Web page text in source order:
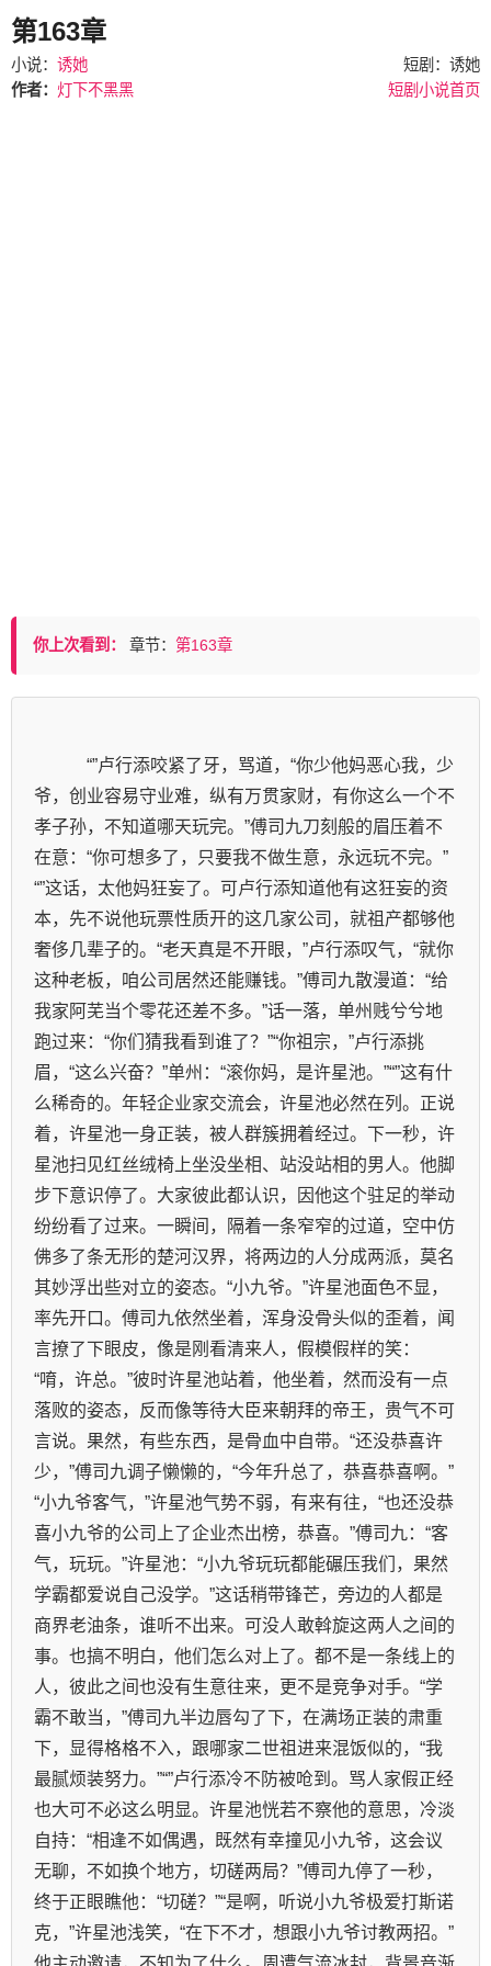
第163章
小说： 诱她
短剧：诱她
作者： 灯下不黑黑 短剧小说首页
你上次看到： 章节： 第163章
爷，创业容易守业难，纵有万贯家财，有你这么一个不
孝子孙，不知道哪天玩完。”傅司九刀刻般的眉压着不
在意：“你可想多了，只要我不做生意，永远玩不完。”
“”这话，太他妈狂妄了。可卢行添知道他有这狂妄的资
本，先不说他玩票性质开的这几家公司，就祖产都够他
奢侈几辈子的。“老天真是不开眼，”卢行添叹气，“就你
这种老板，咱公司居然还能赚钱。”傅司九散漫道：“给
我家阿芜当个零花还差不多。”话一落，单州贱兮兮地
跑过来：“你们猜我看到谁了？”“你祖宗，”卢行添挑
眉，“这么兴奋？”单州：“滚你妈，是许星池。”“”这有什
么稀奇的。年轻企业家交流会，许星池必然在列。正说
着，许星池一身正装，被人群簇拥着经过。下一秒，许
星池扫见红丝绒椅上坐没坐相、站没站相的男人。他脚
步下意识停了。大家彼此都认识，因他这个驻足的举动
纷纷看了过来。一瞬间，隔着一条窄窄的过道，空中仿
佛多了条无形的楚河汉界，将两边的人分成两派，莫名
其妙浮出些对立的姿态。“小九爷。”许星池面色不显，
率先开口。傅司九依然坐着，浑身没骨头似的歪着，闻
言撩了下眼皮，像是刚看清来人，假模假样的笑：
“唷，许总。”彼时许星池站着，他坐着，然而没有一点
落败的姿态，反而像等待大臣来朝拜的帝王，贵气不可
言说。果然，有些东西，是骨血中自带。“还没恭喜许
少，”傅司九调子懒懒的，“今年升总了，恭喜恭喜啊。”
“小九爷客气，”许星池气势不弱，有来有往，“也还没恭
喜小九爷的公司上了企业杰出榜，恭喜。”傅司九：“客
气，玩玩。”许星池：“小九爷玩玩都能碾压我们，果然
学霸都爱说自己没学。”这话稍带锋芒，旁边的人都是
商界老油条，谁听不出来。可没人敢斡旋这两人之间的
事。也搞不明白，他们怎么对上了。都不是一条线上的
人，彼此之间也没有生意往来，更不是竞争对手。“学
霸不敢当，”傅司九半边唇勾了下，在满场正装的肃重
下，显得格格不入，跟哪家二世祖进来混饭似的，“我
最腻烦装努力。”“”卢行添冷不防被呛到。骂人家假正经
也大可不必这么明显。许星池恍若不察他的意思，冷淡
自持：“相逢不如偶遇，既然有幸撞见小九爷，这会议
无聊，不如换个地方，切磋两局？”傅司九停了一秒，
终于正眼瞧他：“切磋？”“是啊，听说小九爷极爱打斯诺
克，”许星池浅笑，“在下不才，想跟小九爷讨教两招。”